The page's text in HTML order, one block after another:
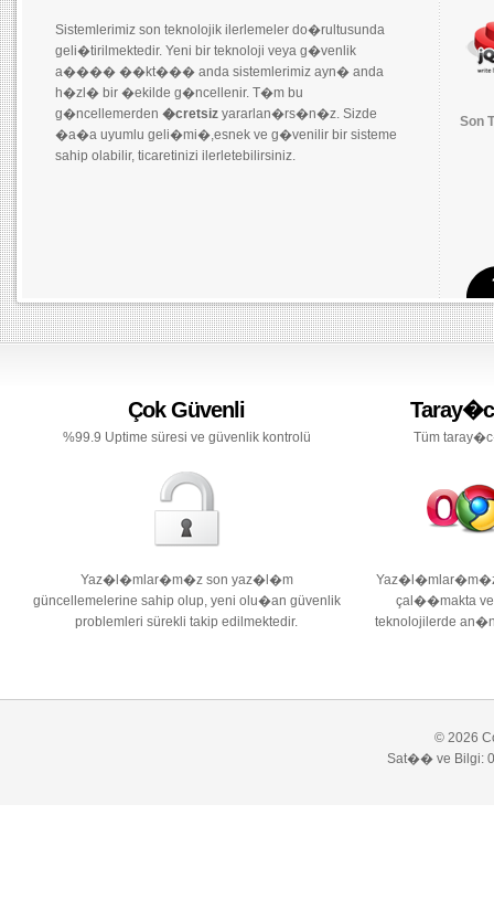
Sistemlerimiz son teknolojik ilerlemeler do�rultusunda
geli�tirilmektedir. Yeni bir teknoloji veya g�venlik
a���� ��kt��� anda sistemlerimiz ayn� anda
h�zl� bir �ekilde g�ncellenir. T�m bu
g�ncellemerden �cretsiz yararlan�rs�n�z. Sizde
�a�a uyumlu geli�mi�,esnek ve g�venilir bir sisteme
sahip olabilir, ticaretinizi ilerletebilirsiniz.
Son
1
Ak�ll� API: Belirledi�iniz kriterlerde maliyete
g�re veya s�ralamaya g�re, g�nl�k limit ve
H�zl� API: G�nderileriniz beklemeksizin
kar��ya iletilir, sonu�lar� yine an�nda
G�venilir API: G�nderileriniz hatas�z iletilir.
B�ylelikle istenmeyen zararlar olu�maz.
T�m ticaretinizi anl�k ve
sayide
Çok Güvenli
%99.9 Uptime süresi ve güvenlik kontrolü
Yaz�l�mlar�m�z son yaz�l�m
güncellemelerine sahip olup, yeni olu�an güvenlik
problemleri sürekli takip edilmektedir.
Tüm
Yaz�l�mlar�m�z
çal��makta ve
teknolojilerde
© 2026
Sat�� ve Bilgi: 0